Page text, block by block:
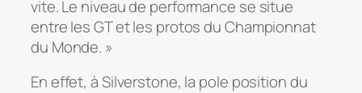
vite. Le niveau de performance se situe
entre les GT et les protos du Championnat
du Monde. »
En effet, à Silverstone, la pole position du